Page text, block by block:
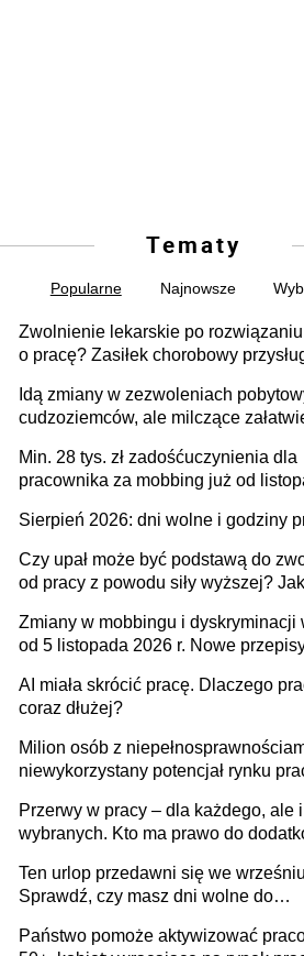
Tematy
Popularne Najnowsze
Zwolnienie lekarskie po
o pracę? Zasiłek chorobowy
dni od ustania stosunku pracy
Idą zmiany w zezwoleniach
cudzoziemców, ale milczące
Min. 28 tys. zł zadośćuczynienia dla
pracownika za mobbing już od
zespołu
Sierpień 2026: dni wolne i godziny
Czy upał może być podstawą do
od pracy z powodu siły wyższej?
Zmiany w mobbingu i dyskryminacji
od 5 listopada 2026 r. Nowe
Ustaw
AI miała skrócić pracę. Dlaczego
coraz dłużej?
Milion osób z
niewykorzystany potencjał rynku
dofinansowań czy refundacji, ale
stronie systemu i świadomości
pracodawców [WYWIAD]
Przerwy w pracy – dla każdego, ale
wybranych. Kto ma prawo do
Ten urlop przedawni się we
Sprawdź, czy masz dni wolne do
Państwo pomoże aktywizować